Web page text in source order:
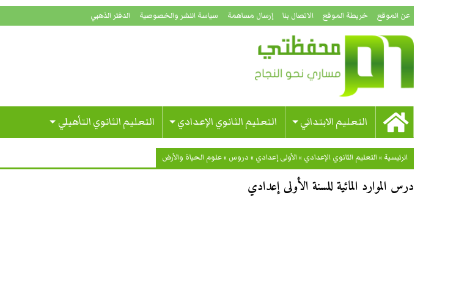
عن الموقع خريطة الموقع الاتصال بنا إرسال مساهمة سياسة النشر والخصوصية الدفتر الذهبي
التعليم الابتدائي التعليم الثانوي الإعدادي التعليم الثانوي التأهيلي
الرئيسية »التعليم الثانوي الإعدادي »الأولى إعدادي » دروس »علوم الحياة والأرض
درس الموارد المائية للسنة الأولى إعدادي